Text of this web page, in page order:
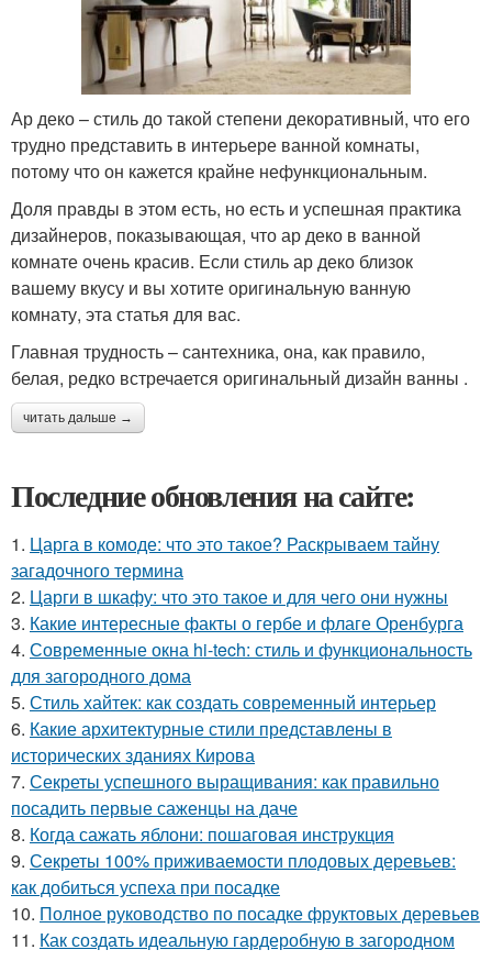
Ар деко – стиль до такой степени декоративный, что его
трудно представить в интерьере ванной комнаты,
потому что он кажется крайне нефункциональным.
Доля правды в этом есть, но есть и успешная практика
дизайнеров, показывающая, что ар деко в ванной
комнате очень красив. Если стиль ар деко близок
вашему вкусу и вы хотите оригинальную ванную
комнату, эта статья для вас.
Главная трудность – сантехника, она, как правило,
белая, редко встречается оригинальный дизайн ванны .
читать дальше →
Последние обновления на сайте:
1. Царга в комоде: что это такое? Раскрываем тайну
загадочного термина
2. Царги в шкафу: что это такое и для чего они нужны
3. Какие интересные факты о гербе и флаге Оренбурга
4. Современные окна hi-tech: стиль и функциональность
для загородного дома
5. Стиль хайтек: как создать современный интерьер
6. Какие архитектурные стили представлены в
исторических зданиях Кирова
7. Секреты успешного выращивания: как правильно
посадить первые саженцы на даче
8. Когда сажать яблони: пошаговая инструкция
9. Секреты 100% приживаемости плодовых деревьев:
как добиться успеха при посадке
10. Полное руководство по посадке фруктовых деревьев
11. Как создать идеальную гардеробную в загородном